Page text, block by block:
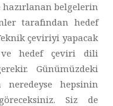
belgelerin
tarafından hedef
çeviriyi yapacak
hedef çeviri dili
Günümüzdeki
neredeyse hepsinin
Siz de